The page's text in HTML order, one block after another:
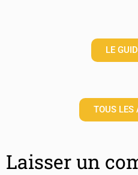
LE
TOUS LES
Laisser un